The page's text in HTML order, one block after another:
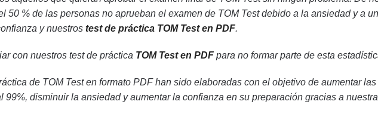
50 % de las personas no aprueban el examen de TOM Test debido a la ansiedad y a
y nuestros test de práctica TOM Test en PDF.
con nuestros test de práctica TOM Test en PDFpara no formar parte de esta
de TOM Test en formato PDF han sido elaboradas con el objetivo de aumentar
99%, disminuir la ansiedad y aumentar la confianza en su preparación gracias a nuestra